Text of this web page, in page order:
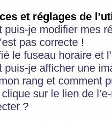
et réglages de
puis-je modifier mes
pas correcte !
le fuseau horaire et
puis-je afficher une
rang et comment
sur le lien de
?